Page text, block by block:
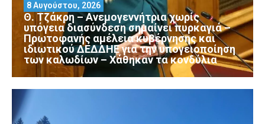
Θ. Τζάκρη – Ανεμογεννήτρια χωρίς
υπόγεια διασύνδεση σημαίνει πυρκαγιά –
Πρωτοφανής αμέλεια κυβέρνησης και
ιδιωτικού ΔΕΔΔΗΕ για την υπογειοποίηση
των καλωδίων – Χάθηκαν τα κονδύλια
8 Αυγούστου, 2026